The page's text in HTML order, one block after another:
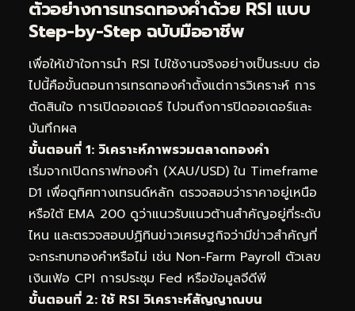
ตัวอย่างการเทรดทองคำด้วย RSI แบบ
Step-by-Step ฉบับมืออาชีพ
เพื่อให้เข้าใจการนำ RSI ไปใช้งานจริงอย่างเป็นระบบ ต่อ
ไปนี้คือขั้นตอนการเทรดทองคำตั้งแต่การวิเคราะห์ การ
ตัดสินใจ การเปิดออเดอร์ ไปจนถึงการปิดออเดอร์และ
บันทึกผล
ขั้นตอนที่ 1: วิเคราะห์ภาพรวมตลาดทองคำ
เริ่มจากเปิดกราฟทองคำ (XAU/USD) ใน Timeframe
D1 เพื่อดูทิศทางเทรนด์หลัก ตรวจสอบว่าราคาอยู่เหนือ
หรือใต้ EMA 200 ดูว่าแนวรับแนวต้านสำคัญอยู่ที่ระดับ
ไหน และตรวจสอบปฏิทินข่าวเศรษฐกิจว่ามีข่าวสำคัญที่
จะกระทบทองคำหรือไม่ เช่น Non-Farm Payroll ตัวเลข
เงินเฟ้อ CPI การประชุม Fed หรือข้อมูลจีดีพี
ขั้นตอนที่ 2: ใช้ RSI วิเคราะห์สัญญาณบน